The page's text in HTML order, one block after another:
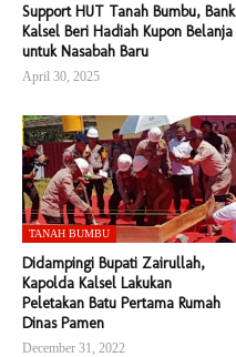
Support HUT Tanah Bumbu, Bank
Kalsel Beri Hadiah Kupon Belanja
untuk Nasabah Baru
April 30, 2025
TANAH BUMBU
Didampingi Bupati Zairullah,
Kapolda Kalsel Lakukan
Peletakan Batu Pertama Rumah
Dinas Pamen
December 31, 2022